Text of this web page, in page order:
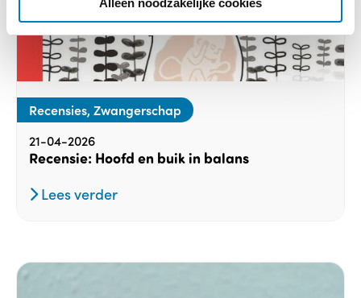
Recensies, Zwangerschap
21-04-2026
Recensie: Hoofd en buik in balans
Lees verder